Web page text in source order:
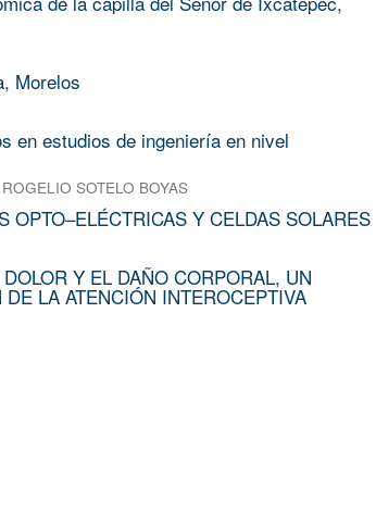
Morelos
en estudios de ingeniería en nivel
ROGELIO SOTELO BOYAS
OPTO–ELÉCTRICAS Y CELDAS SOLARES
Y EL DAÑO CORPORAL, UN
LA ATENCIÓN INTEROCEPTIVA